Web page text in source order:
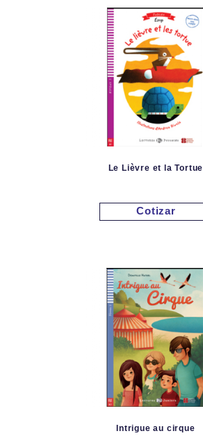
Le Lièvre et la Tortue
Cotizar
Intrigue au cirque